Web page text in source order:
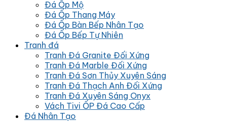
Đá Ốp Mộ
Đá Ốp Thang Máy
Đá Ốp Bàn Bếp Nhân Tạo
Đá Ốp Bếp Tự Nhiên
Tranh đá
Tranh Đá Granite Đối Xứng
Tranh Đá Marble Đối Xứng
Tranh Đá Sơn Thủy Xuyên Sáng
Tranh Đá Thạch Anh Đối Xứng
Tranh Đá Xuyên Sáng Onyx
Vách Tivi ỐP Đá Cao Cấp
Đá Nhân Tạo